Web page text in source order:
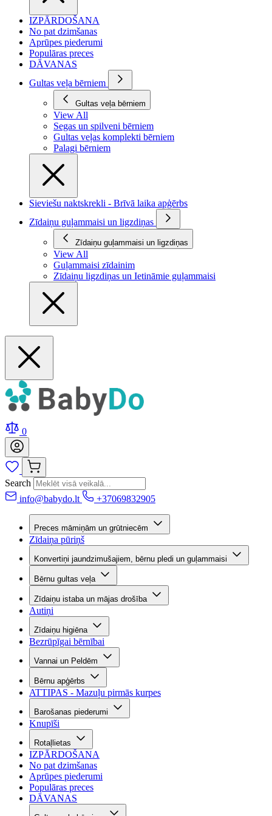
IZPĀRDOŠANA
No pat dzimšanas
Aprūpes piederumi
Populāras preces
DĀVANAS
Gultas veļa bērniem
Gultas veļa bērniem
View All
Segas un spilveni bērniem
Gultas veļas komplekti bērniem
Palagi bērniem
Sieviešu naktskrekli - Brīvā laika apģērbs
Zīdaiņu guļammaisi un ligzdiņas
Zīdaiņu guļammaisi un ligzdiņas
View All
Guļammaisi zīdainim
Zīdaiņu ligzdiņas un Ietināmie guļammaisi
0
Search
info@babydo.lt
+37069832905
Preces māmiņām un grūtniecēm
Zīdaiņa pūriņš
Konvertiņi jaundzimušajiem, bērnu pledi un guļammaisi
Bērnu gultas veļa
Zīdaiņu istaba un mājas drošība
Autiņi
Zīdaiņu higiēna
Bezrūpīgai bērnībai
Vannai un Peldēm
Bērnu apģērbs
ATTIPAS - Mazuļu pirmās kurpes
Barošanas piederumi
Knupīši
Rotaļlietas
IZPĀRDOŠANA
No pat dzimšanas
Aprūpes piederumi
Populāras preces
DĀVANAS